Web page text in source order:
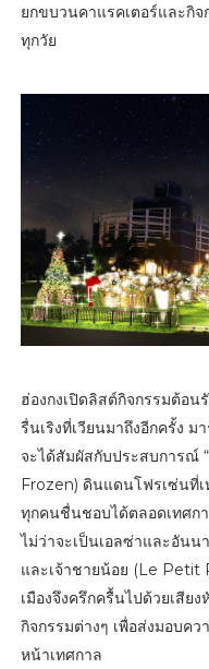
ยกขบวนคาแรคเตอร์และกิ
ทุกวัย
ฮ่องกงเปิดลิสต์กิจกรรมต้อ
รื่นเริงที่เวียนมาถึงอีกครั้ง
จะได้สัมผัสกับประสบการณ์
Frozen) ดินแดนโฟรเซ่นที่
ทุกคนชื่นชอบได้ตลอดเทศก
ไม่ว่าจะเป็นเอลซ่าและอันน
และเจ้าชายน้อย (Le Petit
เมืองจึงครึกครื้นไปด้วยเสีย
กิจกรรมต่างๆ เพื่อส่งมอบคว
หน้าเทศกาล